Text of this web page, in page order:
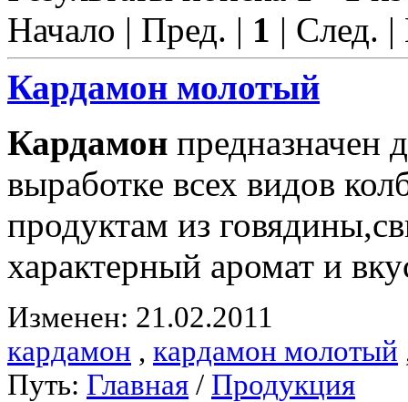
Начало | Пред. | 1 | След.
Кардамон молотый
Кардамон предназначен
выработке всех видов
продуктам из
характерный аромат и
Изменен: 21.02.2011
кардамон , кардамон молотый
Путь: Главная / Продукция